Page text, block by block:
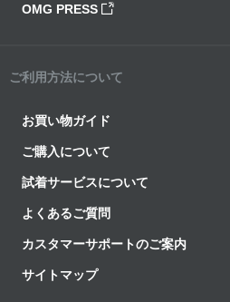
OMG PRESS
ご利用方法について
お買い物ガイド
ご購入について
試着サービスについて
よくあるご質問
カスタマーサポートのご案内
サイトマップ